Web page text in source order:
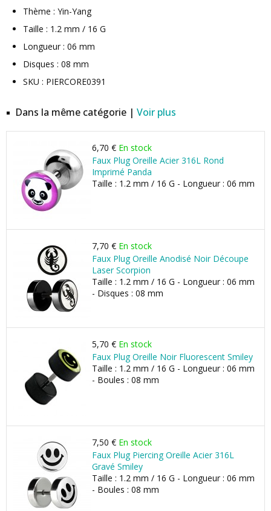
Thème : Yin-Yang
Taille : 1.2 mm / 16 G
Longueur : 06 mm
Disques : 08 mm
SKU : PIERCORE0391
Dans la même catégorie | Voir plus
6,70 € En stock
Faux Plug Oreille Acier 316L Rond
Imprimé Panda
Taille : 1.2 mm / 16 G - Longueur : 06 mm
7,70 € En stock
Faux Plug Oreille Anodisé Noir Découpe
Laser Scorpion
Taille : 1.2 mm / 16 G - Longueur : 06 mm
- Disques : 08 mm
5,70 € En stock
Faux Plug Oreille Noir Fluorescent Smiley
Taille : 1.2 mm / 16 G - Longueur : 06 mm
- Boules : 08 mm
7,50 € En stock
Faux Plug Piercing Oreille Acier 316L
Gravé Smiley
Taille : 1.2 mm / 16 G - Longueur : 06 mm
- Boules : 08 mm